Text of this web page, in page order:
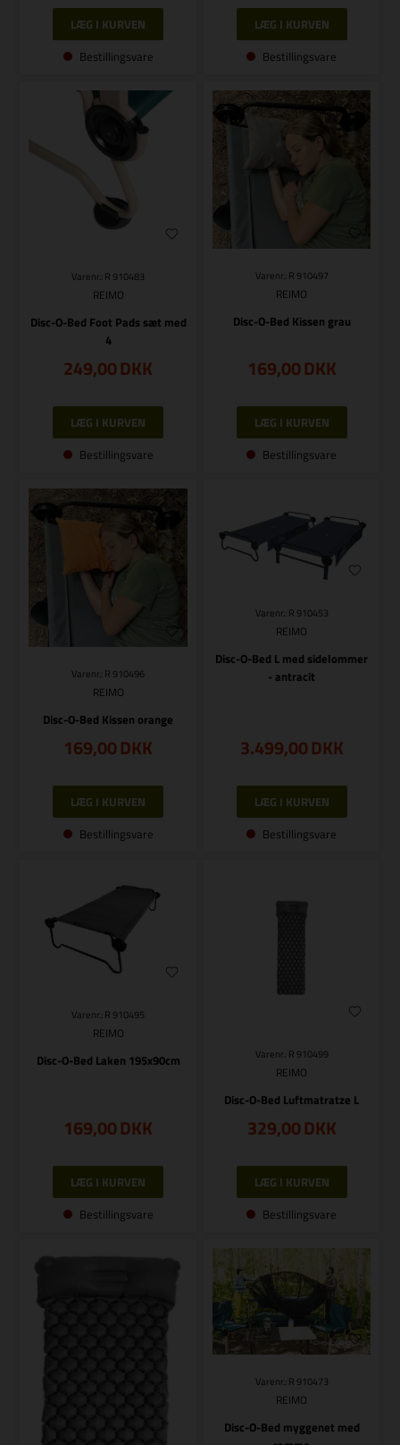
Bestillingsvare Bestillingsvare
Varenr.: R 910483
REIMO
Disc-O-Bed Foot Pads sæt med
4
249,00DKK
Bestillingsvare
Varenr.: R 910497
REIMO
Disc-O-Bed Kissen grau
169,00DKK
Bestillingsvare
Varenr.: R 910496
REIMO
Disc-O-Bed Kissen orange
169,00DKK
Bestillingsvare
Varenr.: R 910453
REIMO
Disc-O-Bed L med sidelommer
- antracit
3.499,00DKK
Bestillingsvare
Varenr.: R 910495
REIMO
Disc-O-Bed Laken 195x90cm
169,00DKK
Bestillingsvare
Varenr.: R 910499
REIMO
Disc-O-Bed Luftmatratze L
329,00DKK
Bestillingsvare
Varenr.: R 910473
REIMO
Disc-O-Bed myggenet med